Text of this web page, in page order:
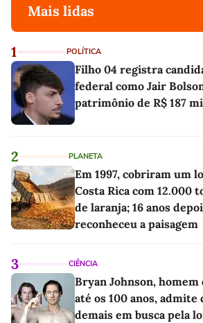
Mais lidas
1 POLÍTICA
Filho 04 registra
federal como Jair
patrimônio de R$ 187
2 PLANETA
Em 1997, cobriram um
Costa Rica com 12.000
de laranja; 16 anos
reconheceu a paisagem
3 CIÊNCIA
Bryan Johnson,
até os 100 anos, admite
demais em busca pela